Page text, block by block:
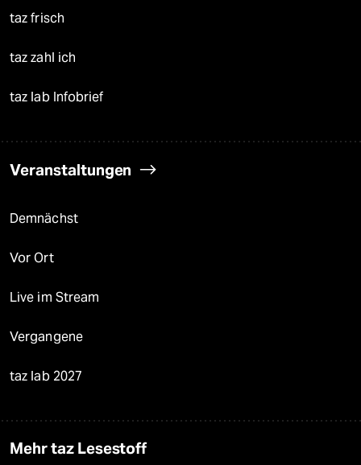
taz frisch
taz zahl ich
taz lab Infobrief
Veranstaltungen
Demnächst
Vor Ort
Live im Stream
Vergangene
taz lab 2027
Mehr taz Lesestoff